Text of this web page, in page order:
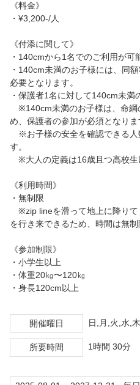
《料金》
・¥3,200-/人
《付添に関して》
・140cmから1名でのご利用が可
・140cm未満のお子様には、同
必要となります。
・保護者1名に対して140cm未満
※140cm未満のお子様は、命綱
め、保護者の参加が必須となりま
※お子様の安全を確認できる人
す。
※大人の定義は16歳且つ高校生
《利用時間》
・無制限
※zip lineを滑って地上に降りて
を行き来できるため、時間は無制
《参加制限》
・小学生以上
・体重20㎏〜120㎏
・身長120cm以上
開催曜日 日,月,火,水,
所要時間 1時間 30分